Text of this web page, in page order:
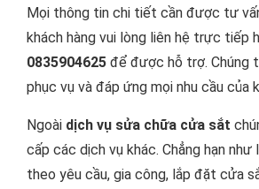
Mọi thông tin chi tiết cần được tư
khách hàng vui lòng liên hệ trực tiếp
0835904625 để được hỗ trợ. Chúng
phục vụ và đáp ứng mọi nhu cầu của
Ngoài dịch vụ sửa chữa cửa sắt
cấp các dịch vụ khác. Chẳng hạn
theo yêu cầu, gia công, lắp đặt cửa